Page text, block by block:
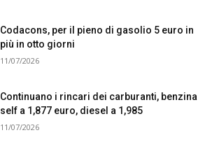
Codacons, per il pieno di gasolio 5 euro in
più in otto giorni
11/07/2026
Continuano i rincari dei carburanti, benzina
self a 1,877 euro, diesel a 1,985
11/07/2026